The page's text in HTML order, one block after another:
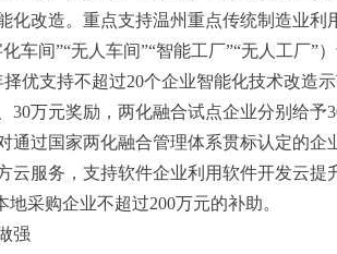
化改造。重点支持温州重点传统制造业
车间”“无人车间”“智能工厂”“无人工厂
择优支持不超过20个企业智能化技术改造
30万元奖励，两化融合试点企业分别给
通过国家两化融合管理体系贯标认定的
云服务，支持软件企业利用软件开发云
地采购企业不超过200万元的补助。
强